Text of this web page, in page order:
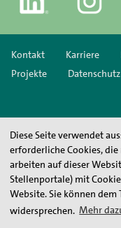
Diese Seite verwendet
erforderliche Cookies,
arbeiten auf dieser
Stellenportale) mit
Website. Sie können
widersprechen. Mehr
Kontakt Karriere
Projekte
Datenschutz